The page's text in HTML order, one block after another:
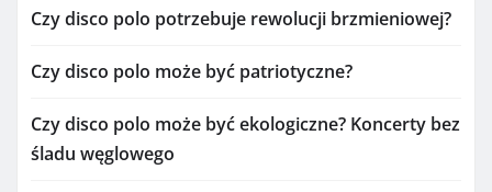
Czy disco polo potrzebuje rewolucji brzmieniowej?
Czy disco polo może być patriotyczne?
Czy disco polo może być ekologiczne? Koncerty bez
śladu węglowego